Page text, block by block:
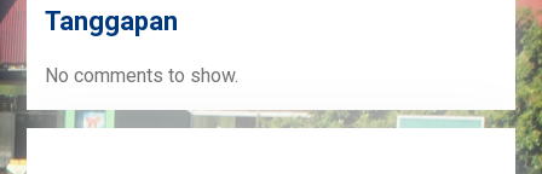
Tanggapan
No comments to show.